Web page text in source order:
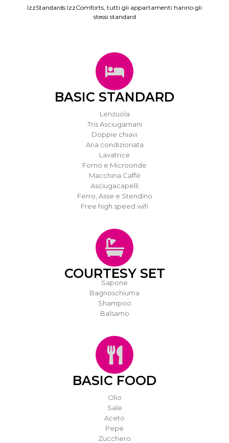
IzzStandards IzzComforts, tutti gli appartamenti hanno gli
stessi standard
BASIC STANDARD
Lenzuola
Tris Asciugamani
Doppie chiavi
Aria condizionata
Lavatrice
Forno e Microonde
Macchina Caffè
Asciugacapelli
Ferro, Asse e Stendino
Free high speed wifi
COURTESY SET
Sapone
Bagnoschiuma
Shampoo
Balsamo
BASIC FOOD
Olio
Sale
Aceto
Pepe
Zucchero